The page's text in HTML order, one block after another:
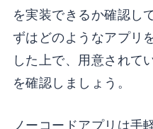
を実装できるか確認し
ずはどのようなアプリ
した上で、用意されて
を確認しましょう。
ノーコードアプリは手